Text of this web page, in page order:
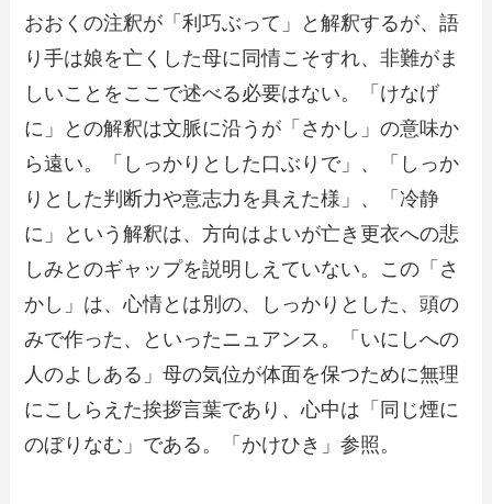
おおくの注釈が「利巧ぶって」と解釈するが、語
り手は娘を亡くした母に同情こそすれ、非難がま
しいことをここで述べる必要はない。「けなげ
に」との解釈は文脈に沿うが「さかし」の意味か
ら遠い。「しっかりとした口ぶりで」、「しっか
りとした判断力や意志力を具えた様」、「冷静
に」という解釈は、方向はよいが亡き更衣への悲
しみとのギャップを説明しえていない。この「さ
かし」は、心情とは別の、しっかりとした、頭の
みで作った、といったニュアンス。「いにしへの
人のよしある」母の気位が体面を保つために無理
にこしらえた挨拶言葉であり、心中は「同じ煙に
のぼりなむ」である。「かけひき」参照。